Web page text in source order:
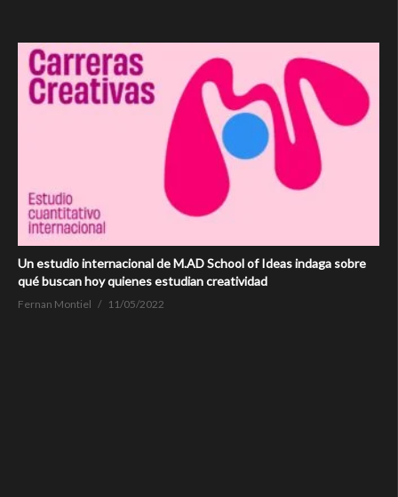
Un estudio internacional de M.AD School of Ideas indaga sobre
qué buscan hoy quienes estudian creatividad
Fernan Montiel 11/05/2022